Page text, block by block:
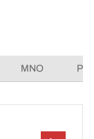
MNO